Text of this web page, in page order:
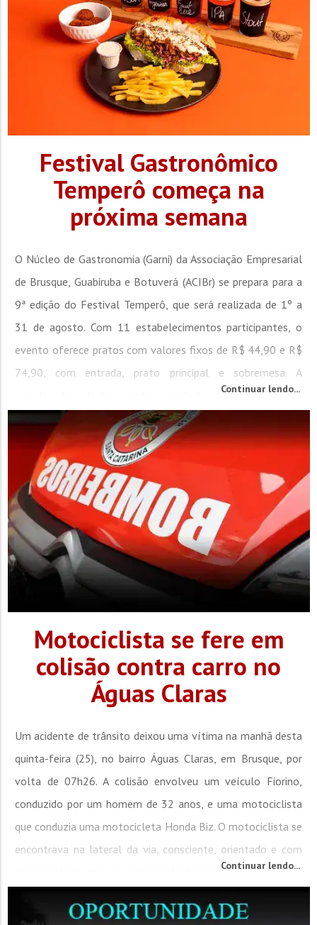
Festival Gastronômico
Temperô começa na
próxima semana
O Núcleo de Gastronomia (Garni) da Associação Empresarial
de Brusque, Guabiruba e Botuverá (ACIBr) se prepara para a
9ª edição do Festival Temperô, que será realizada de 1º a
31 de agosto. Com 11 estabelecimentos participantes, o
evento oferece pratos com valores fixos de R$ 44,90 e R$
74,90, com entrada, prato principal e sobremesa. A
coordenadora do Garni, Indjanara Hochsprung, afirma que o
objetivo desta edição...
Continuar lendo...
Motociclista se fere em
colisão contra carro no
Águas Claras
Um acidente de trânsito deixou uma vítima na manhã desta
quinta-feira (25), no bairro Águas Claras, em Brusque, por
volta de 07h26. A colisão envolveu um veículo Fiorino,
conduzido por um homem de 32 anos, e uma motociclista
que conduzia uma motocicleta Honda Biz. O motociclista se
encontrava na lateral da via, consciente, orientado e com
sinais estáveis, mas se queixava de dores no braço esquerdo,
Continuar lendo...